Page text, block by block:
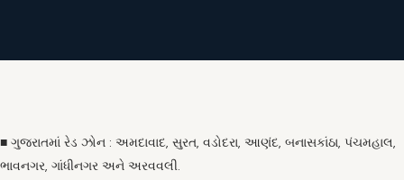
■ ગુજરાતમાં રેડ ઝોન : અમદાવાદ, સુરત, વડોદરા, આણંદ, બનાસકાંઠા, પંચમહાલ,
ભાવનગર, ગાંધીનગર અને અરવવલી.